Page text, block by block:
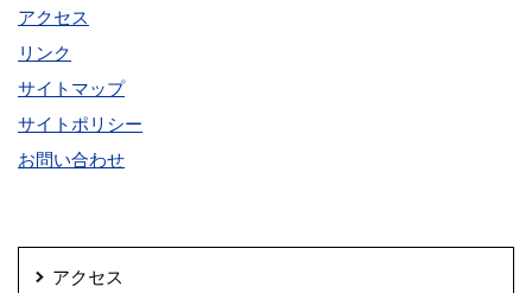
アクセス
リンク
サイトマップ
サイトポリシー
お問い合わせ
アクセス